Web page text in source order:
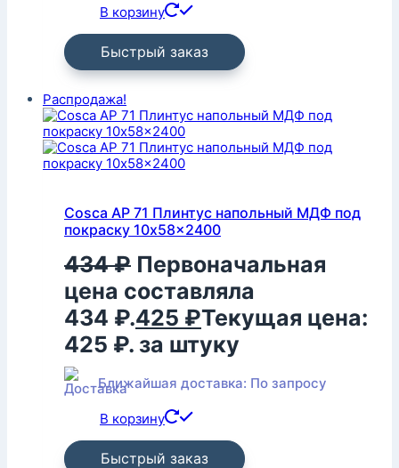
В корзину
Быстрый заказ
Распродажа!
Cosca AP 71 Плинтус напольный МДФ под
покраску 10x58x2400
434₽ Первоначальная
цена составляла
434 ₽.425 ₽Текущая цена:
425 ₽. за штуку
Ближайшая доставка: По запросу
В корзину
Быстрый заказ